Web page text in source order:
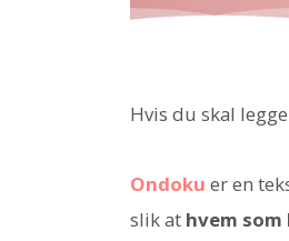
Hvis du skal
Ondoku er en
slik at hvem